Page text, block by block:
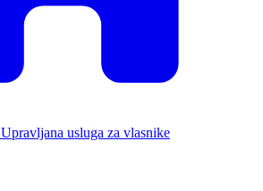
Upravljana usluga za vlasnike